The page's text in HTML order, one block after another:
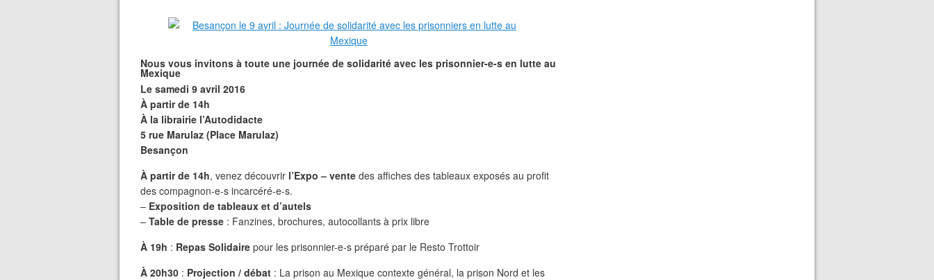
Nous vous invitons à toute une journée de solidarité avec les prisonnier-e-s en lutte au
Mexique
Le samedi 9 avril 2016
À partir de 14h
À la librairie l’Autodidacte
5 rue Marulaz (Place Marulaz)
Besançon
À partir de 14h, venez découvrir l’Expo – vente des affiches des tableaux exposés au profit
des compagnon-e-s incarcéré-e-s.
– Exposition de tableaux et d’autels
– Table de presse : Fanzines, brochures, autocollants à prix libre
À 19h : Repas Solidaire pour les prisonnier-e-s préparé par le Resto Trottoir
À 20h30 : Projection / débat : La prison au Mexique contexte général, la prison Nord et les